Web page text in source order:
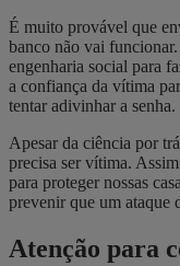
É muito provável que
banco não vai
engenharia social para
a confiança da vítima
tentar adivinhar a senha.
Apesar da ciência por
precisa ser vítima.
para proteger nossas
prevenir que um ataque
Atenção para